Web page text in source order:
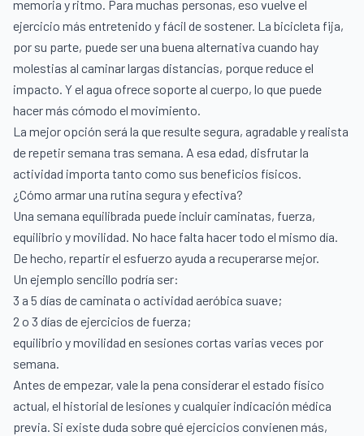
memoria y ritmo. Para muchas personas, eso vuelve el
ejercicio más entretenido y fácil de sostener. La bicicleta fija,
por su parte, puede ser una buena alternativa cuando hay
molestias al caminar largas distancias, porque reduce el
impacto. Y el agua ofrece soporte al cuerpo, lo que puede
hacer más cómodo el movimiento.
La mejor opción será la que resulte segura, agradable y realista
de repetir semana tras semana. A esa edad, disfrutar la
actividad importa tanto como sus beneficios físicos.
¿Cómo armar una rutina segura y efectiva?
Una semana equilibrada puede incluir caminatas, fuerza,
equilibrio y movilidad. No hace falta hacer todo el mismo día.
De hecho, repartir el esfuerzo ayuda a recuperarse mejor.
Un ejemplo sencillo podría ser:
3 a 5 días de caminata o actividad aeróbica suave;
2 o 3 días de ejercicios de fuerza;
equilibrio y movilidad en sesiones cortas varias veces por
semana.
Antes de empezar, vale la pena considerar el estado físico
actual, el historial de lesiones y cualquier indicación médica
previa. Si existe duda sobre qué ejercicios convienen más,